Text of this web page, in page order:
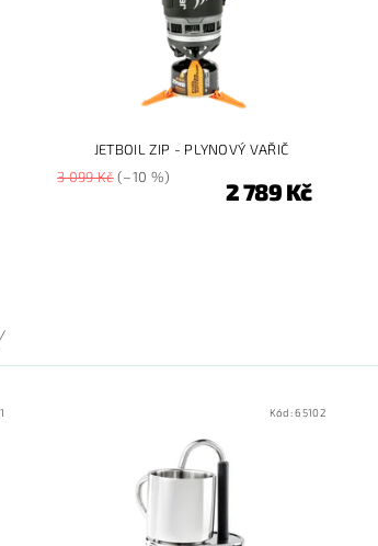
JETBOIL ZIP - PLYNOVÝ VAŘIČ
3 099 Kč(–10 %)
2 789 Kč
Kód:65102